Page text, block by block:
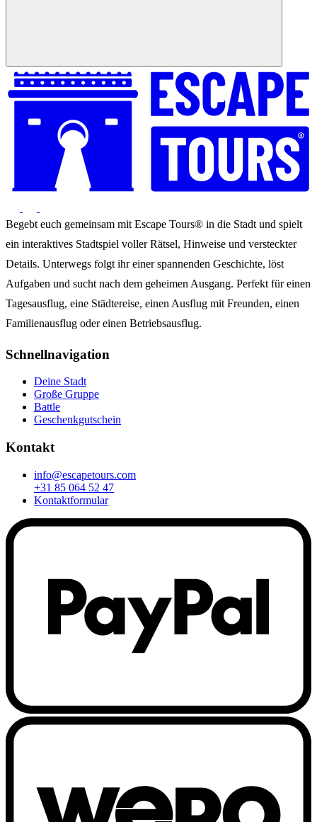
Begebt euch gemeinsam mit Escape Tours® in die Stadt und spielt
ein interaktives Stadtspiel voller Rätsel, Hinweise und versteckter
Details. Unterwegs folgt ihr einer spannenden Geschichte, löst
Aufgaben und sucht nach dem geheimen Ausgang. Perfekt für einen
Tagesausflug, eine Städtereise, einen Ausflug mit Freunden, einen
Familienausflug oder einen Betriebsausflug.
Schnellnavigation
Deine Stadt
Große Gruppe
Battle
Geschenkgutschein
Kontakt
info@escapetours.com
+31 85 064 52 47
Kontaktformular